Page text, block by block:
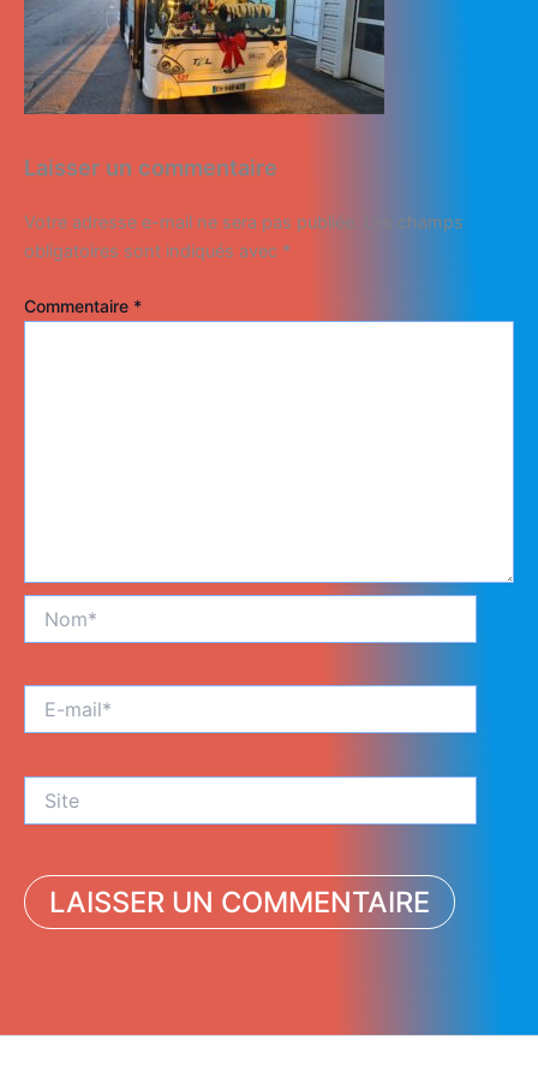
Laisser un commentaire
Votre adresse e-mail ne sera pas publiée.
Les champs
obligatoires sont indiqués avec *
Commentaire *
mail*